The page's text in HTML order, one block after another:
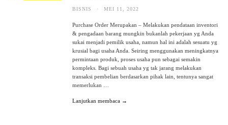
BISNIS · MEI 11, 2022
Purchase Order Merupakan – Melakukan pendataan inventori
& pengadaan barang mungkin bukanlah pekerjaan yg Anda
sukai menjadi pemilik usaha, namun hal ini adalah sesuatu yg
krusial bagi usaha Anda. Seiring menggunakan meningkatnya
permintaan produk, proses usaha pun sebagai semakin
kompleks. Bagi sebuah usaha yg tak jarang melakukan
transaksi pembelian berdasarkan pihak lain, tentunya sangat
memerlukan …
Lanjutkan membaca →